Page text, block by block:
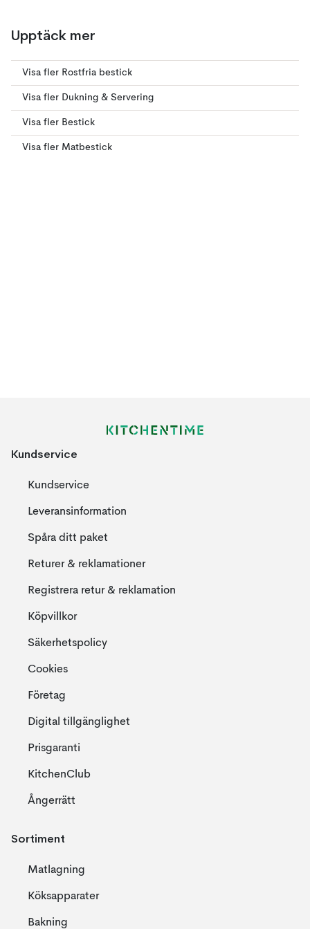
Upptäck mer
Visa fler Rostfria bestick
Visa fler Dukning & Servering
Visa fler Bestick
Visa fler Matbestick
Kundservice
Kundservice
Leveransinformation
Spåra ditt paket
Returer & reklamationer
Registrera retur & reklamation
Köpvillkor
Säkerhetspolicy
Cookies
Företag
Digital tillgänglighet
Prisgaranti
KitchenClub
Ångerrätt
Sortiment
Matlagning
Köksapparater
Bakning